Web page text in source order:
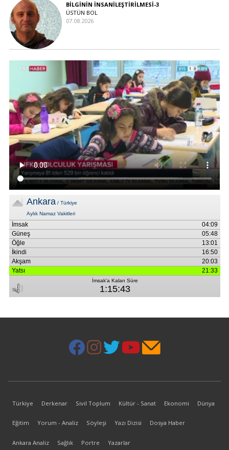
BİLGİNİN İNSANİLEŞTİRİLMESİ-3
ÜSTÜN BOL
07.08.2026
Türkiye Derkenar Sivil Toplum Kültür - Sanat Ekonomi Dünya
Eğitim Yorum - Analiz Söyleşi Yazı Dizisi Dosya Haber
Ankara Analiz Sağlık Portre Yazarlar